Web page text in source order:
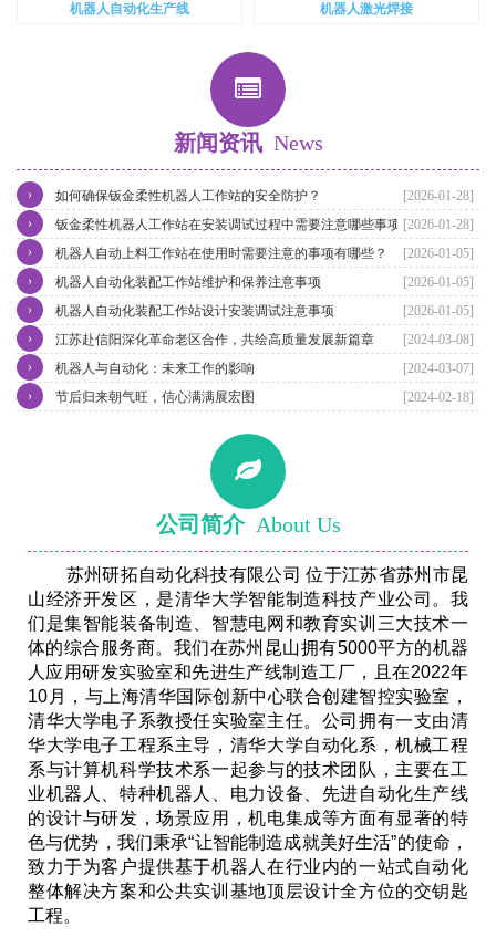
机器人自动化生产线 机器人激光焊接
新闻资讯 News
[2026-01-28]
如何确保钣金柔性机器人工作站的安全防护？
›
[2026-01-28]
钣金柔性机器人工作站在安装调试过程中需要注意哪些事项？
›
[2026-01-05]
机器人自动上料工作站在使用时需要注意的事项有哪些？
›
[2026-01-05]
机器人自动化装配工作站维护和保养注意事项
›
[2026-01-05]
机器人自动化装配工作站设计安装调试注意事项
›
[2024-03-08]
江苏赴信阳深化革命老区合作，共绘高质量发展新篇章
›
[2024-03-07]
机器人与自动化：未来工作的影响
›
[2024-02-18]
节后归来朝气旺，信心满满展宏图
›
公司简介 About Us
苏州研拓自动化科技有限公司 位于江苏省苏州市昆
山经济开发区，是清华大学智能制造科技产业公司。我
们是集智能装备制造、智慧电网和教育实训三大技术一
体的综合服务商。我们在苏州昆山拥有5000平方的机器
人应用研发实验室和先进生产线制造工厂，且在2022年
10月，与上海清华国际创新中心联合创建智控实验室，
清华大学电子系教授任实验室主任。公司拥有一支由清
华大学电子工程系主导，清华大学自动化系，机械工程
系与计算机科学技术系一起参与的技术团队，主要在工
业机器人、特种机器人、电力设备、先进自动化生产线
的设计与研发，场景应用，机电集成等方面有显著的特
色与优势，我们秉承“让智能制造成就美好生活”的使命，
致力于为客户提供基于机器人在行业内的一站式自动化
整体解决方案和公共实训基地顶层设计全方位的交钥匙
工程。